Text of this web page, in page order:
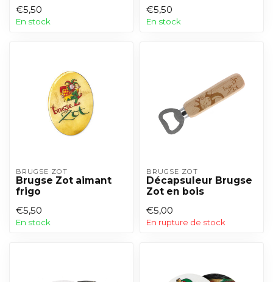
€5,50
En stock
€5,50
En stock
BRUGSE ZOT
Brugse Zot aimant
frigo
€5,50
En stock
BRUGSE ZOT
Décapsuleur Brugse
Zot en bois
€5,00
En rupture de stock